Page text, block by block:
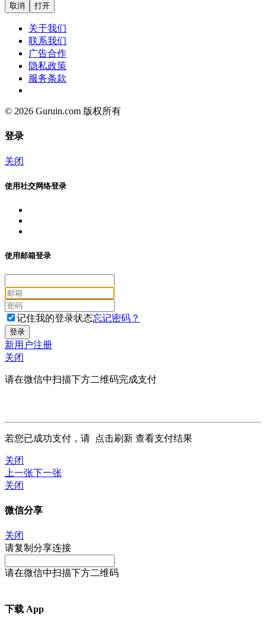
取消 打开
关于我们
联系我们
广告合作
隐私政策
服务条款
© 2026 Guruin.com 版权所有
登录
关闭
使用社交网络登录
使用邮箱登录
记住我的登录状态忘记密码？
新用户注册
关闭
请在微信中扫描下方二维码完成支付
若您已成功支付，请 点击刷新 查看支付结果
关闭
上一张下一张
关闭
微信分享
关闭
请复制分享连接
请在微信中扫描下方二维码
下载 App